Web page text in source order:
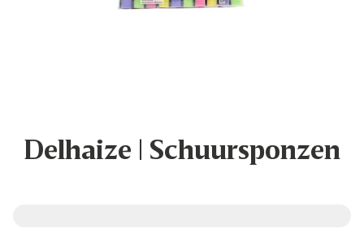
Delhaize | Schuursponzen